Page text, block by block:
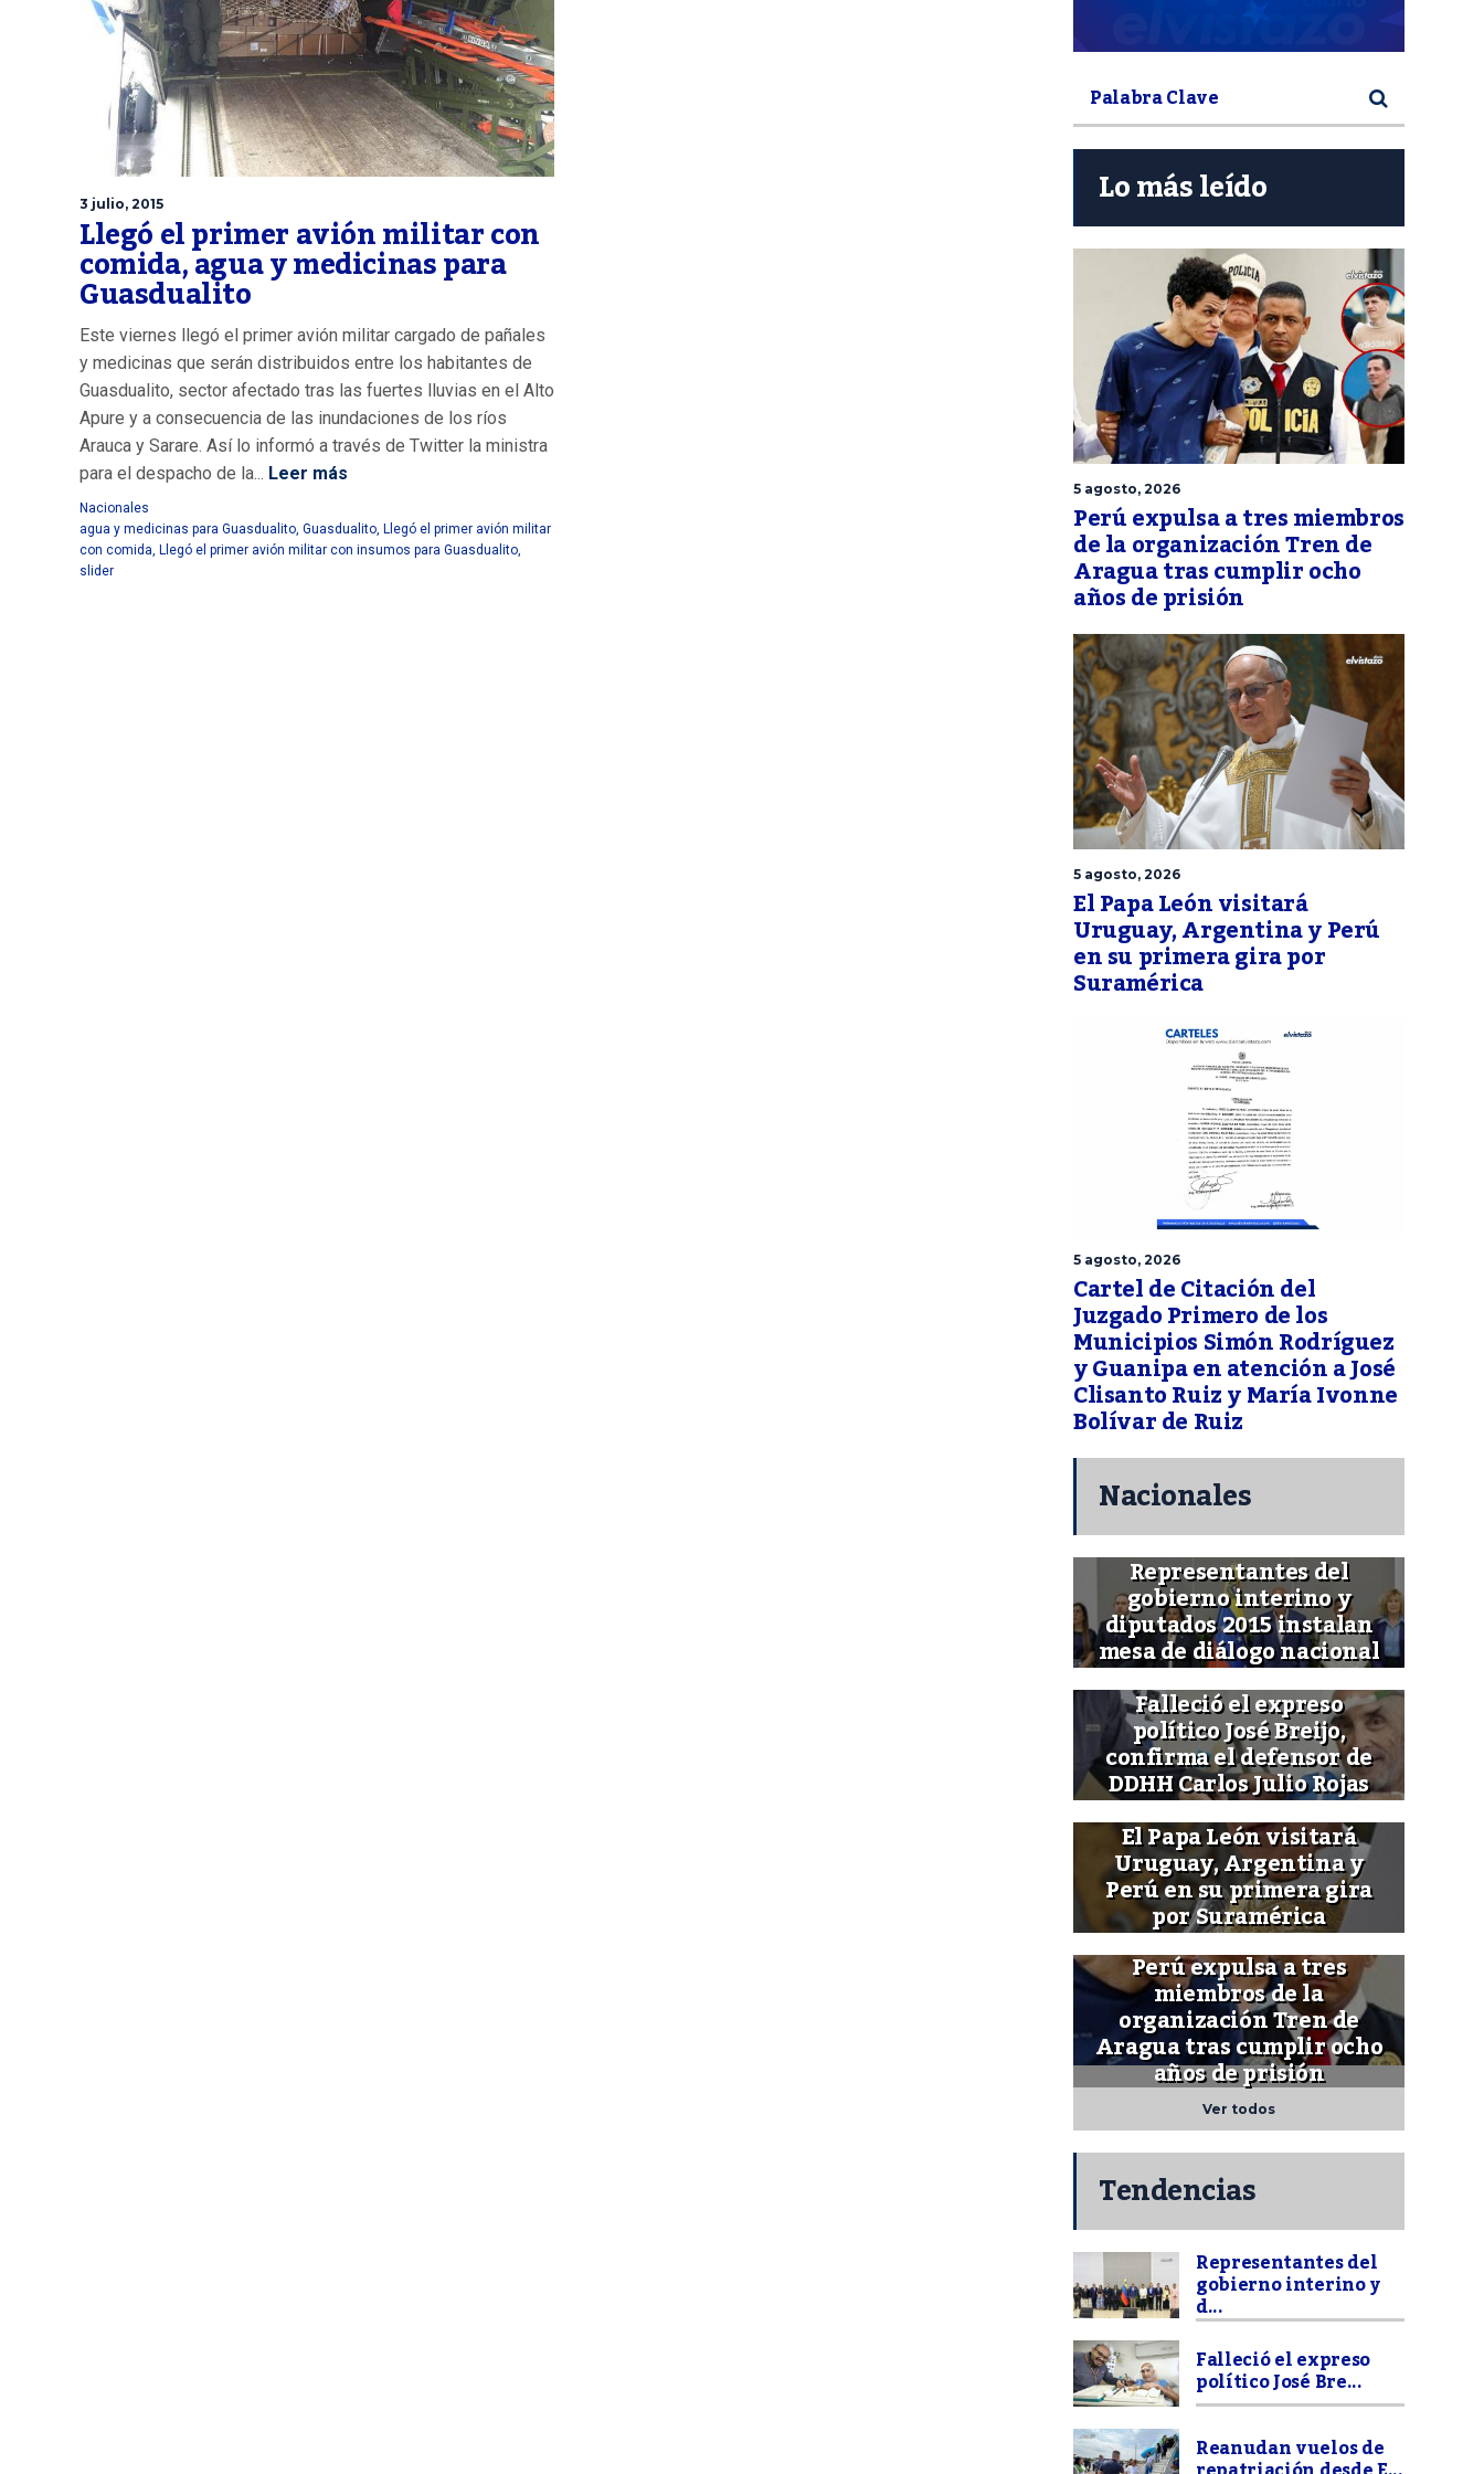
3 julio, 2015
Llegó el primer avión militar con
comida, agua y medicinas para
Guasdualito
Este viernes llegó el primer avión militar cargado de pañales
y medicinas que serán distribuidos entre los habitantes de
Guasdualito, sector afectado tras las fuertes lluvias en el Alto
Apure y a consecuencia de las inundaciones de los ríos
Arauca y Sarare. Así lo informó a través de Twitter la ministra
para el despacho de la... Leer más
Nacionales
agua y medicinas para Guasdualito Guasdualito Llegó el primer avión militar
con comida Llegó el primer avión militar con insumos para Guasdualito
slider
Lo más leído
5 agosto, 2026
Perú expulsa a tres miembros
de la organización Tren de
Aragua tras cumplir ocho
años de prisión
5 agosto, 2026
El Papa León visitará
Uruguay, Argentina y Perú
en su primera gira por
Suramérica
5 agosto, 2026
Cartel de Citación del
Juzgado Primero de los
Municipios Simón Rodríguez
y Guanipa en atención a José
Clisanto Ruiz y María Ivonne
Bolívar de Ruiz
Nacionales
Representantes del
gobierno interino y
diputados 2015 instalan
mesa de diálogo nacional
Falleció el expreso
político José Breijo,
confirma el defensor de
DDHH Carlos Julio Rojas
El Papa León visitará
Uruguay, Argentina y
Perú en su primera gira
por Suramérica
Perú expulsa a tres
miembros de la
organización Tren de
Aragua tras cumplir ocho
años de prisión
Ver todos
Tendencias
Representantes del
gobierno interino y
d...
Falleció el expreso
político José Bre...
Reanudan vuelos de